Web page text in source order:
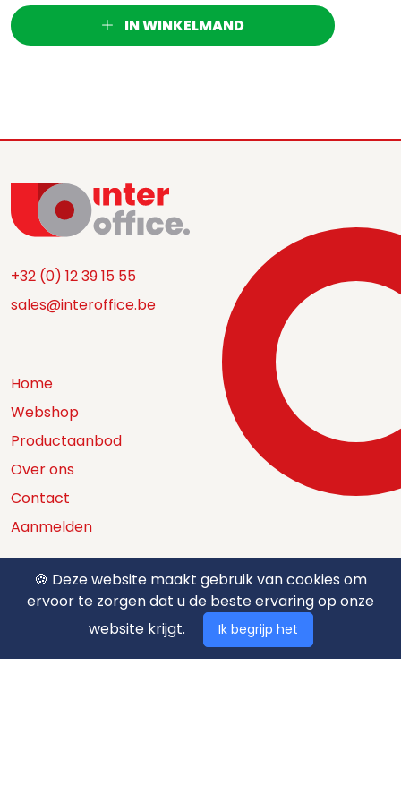
IN WINKELMAND
+32 (0) 12 39 15 55
sales@interoffice.be
Home
Webshop
Productaanbod
Over ons
Contact
Aanmelden
Catalogus
Nuttige documenten
Privacy policy
🍪 Deze website maakt gebruik van cookies om
ervoor te zorgen dat u de beste ervaring op onze
website krijgt.
Ik begrijp het